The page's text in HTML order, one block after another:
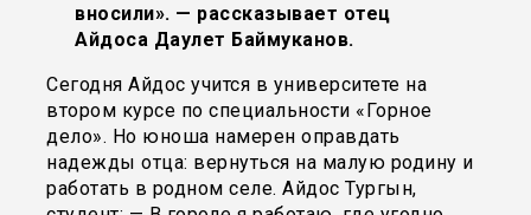
вносили». — рассказывает отец
Айдоса Даулет Баймуканов.
Сегодня Айдос учится в университете на
втором курсе по специальности «Горное
дело». Но юноша намерен оправдать
надежды отца: вернуться на малую родину и
работать в родном селе. Айдос Тургын,